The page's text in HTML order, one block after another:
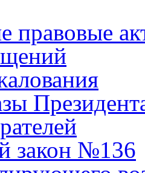
правовые
закон №136